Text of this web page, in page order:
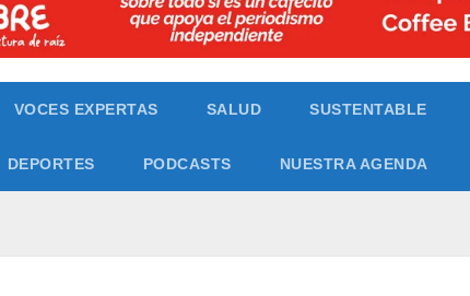
VOCES EXPERTAS SALUD SUSTENTABLE
DEPORTES PODCASTS NUESTRA AGENDA